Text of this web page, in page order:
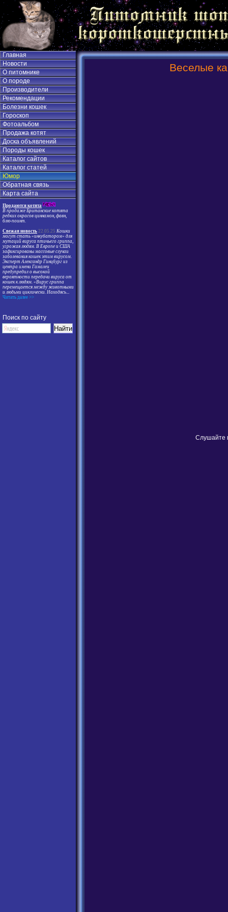
Главная
Новости
О питомнике
О породе
Производители
Рекомендации
Болезни кошек
Гороскоп
Фотоальбом
Продажа котят
Доска объявлений
Породы кошек
Каталог сайтов
Каталог статей
Юмор
Обратная связь
Карта сайта
Продаются котята
В продаже Британские котята
редких окрасов циннамон, фавн,
блю-поинт.
Свежая новость 22.05.25 Кошки
могут стать «инкубатором» для
мутаций вируса птичьего гриппа,
угрожая людям. В Европе и США
зафиксированы массовые случаи
заболевания кошек этим вирусом.
Эксперт Александр Гинцбург из
центра имени Гамалеи
предупредил о высокой
вероятности передачи вируса от
кошек к людям. «Вирус гриппа
перемещается между животными
и людьми циклически. Находясь...
Читать далее >>
Поиск по сайту
Веселые
Слушайте